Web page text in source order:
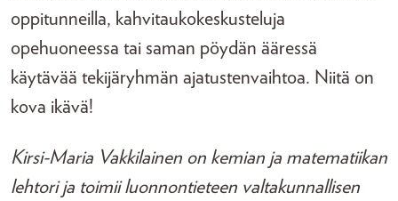
oppitunneilla, kahvitaukokeskusteluja
opehuoneessa tai saman pöydän ääressä
käytävää tekijäryhmän ajatustenvaihtoa. Niitä on
kova ikävä!
Kirsi-Maria Vakkilainen on kemian ja matematiikan
lehtori ja toimii luonnontieteen valtakunnallisen